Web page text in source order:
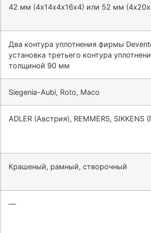
42 мм (4х14х4х16х4) или 52 мм
Два контура уплотнения фирмы
установка третьего контура
толщиной 90 мм
Siegenia-Aubi, Roto, Maco
ADLER (Австрия), REMMERS, SIKKENS
Крашеный, рамный, створочный
—